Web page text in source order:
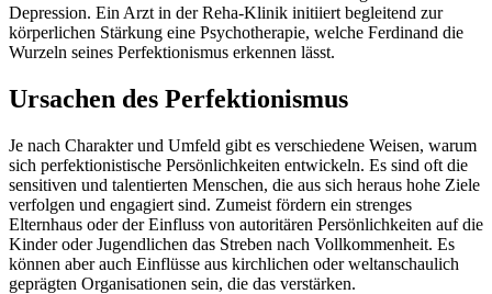
Depression. Ein Arzt in der Reha-Klinik initiiert begleitend zur
körperlichen Stärkung eine Psychotherapie, welche Ferdinand die
Wurzeln seines Perfektionismus erkennen lässt.
Ursachen des Perfektionismus
Je nach Charakter und Umfeld gibt es verschiedene Weisen, warum
sich perfektionistische Persönlichkeiten entwickeln. Es sind oft die
sensitiven und talentierten Menschen, die aus sich heraus hohe Ziele
verfolgen und engagiert sind. Zumeist fördern ein strenges
Elternhaus oder der Einfluss von autoritären Persönlichkeiten auf die
Kinder oder Jugendlichen das Streben nach Vollkommenheit. Es
können aber auch Einflüsse aus kirchlichen oder weltanschaulich
geprägten Organisationen sein, die das verstärken.